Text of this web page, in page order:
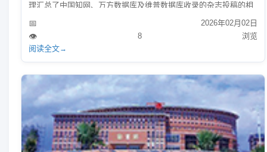
理汇总了中国知网、万方数据库及维普数据库收录的杂志投稿的相
关指南，具体内容如下：1. 中国学术期刊论文作者投稿服务指南
（限中国知网收录杂志）2. 维普数据库收录杂志作者投稿指南（限
维普数据库收录杂志）3. 万方数据库收录杂志作者投稿指南（限万
方数据库收录杂志
📅 2026年02月02日
👁️ 8
浏览
阅读全文→